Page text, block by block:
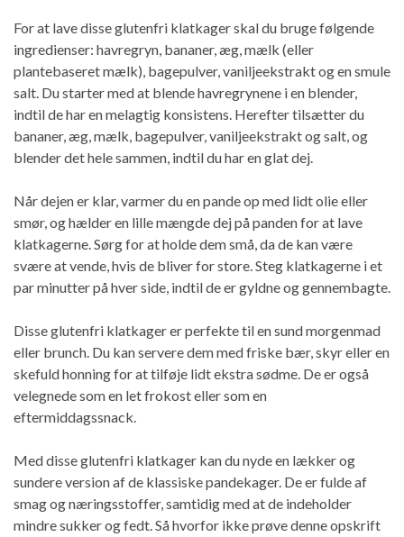
For at lave disse glutenfri klatkager skal du bruge følgende
ingredienser: havregryn, bananer, æg, mælk (eller
plantebaseret mælk), bagepulver, vaniljeekstrakt og en smule
salt. Du starter med at blende havregrynene i en blender,
indtil de har en melagtig konsistens. Herefter tilsætter du
bananer, æg, mælk, bagepulver, vaniljeekstrakt og salt, og
blender det hele sammen, indtil du har en glat dej.
Når dejen er klar, varmer du en pande op med lidt olie eller
smør, og hælder en lille mængde dej på panden for at lave
klatkagerne. Sørg for at holde dem små, da de kan være
svære at vende, hvis de bliver for store. Steg klatkagerne i et
par minutter på hver side, indtil de er gyldne og gennembagte.
Disse glutenfri klatkager er perfekte til en sund morgenmad
eller brunch. Du kan servere dem med friske bær, skyr eller en
skefuld honning for at tilføje lidt ekstra sødme. De er også
velegnede som en let frokost eller som en
eftermiddagssnack.
Med disse glutenfri klatkager kan du nyde en lækker og
sundere version af de klassiske pandekager. De er fulde af
smag og næringsstoffer, samtidig med at de indeholder
mindre sukker og fedt. Så hvorfor ikke prøve denne opskrift